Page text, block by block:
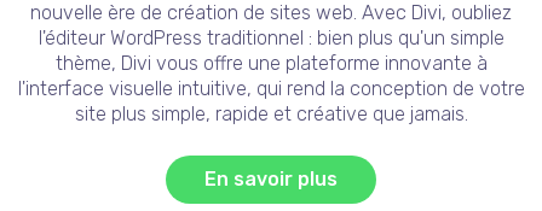
nouvelle ère de création de sites web. Avec Divi, oubliez
l'éditeur WordPress traditionnel : bien plus qu'un simple
thème, Divi vous offre une plateforme innovante à
l'interface visuelle intuitive, qui rend la conception de votre
site plus simple, rapide et créative que jamais.
En savoir plus